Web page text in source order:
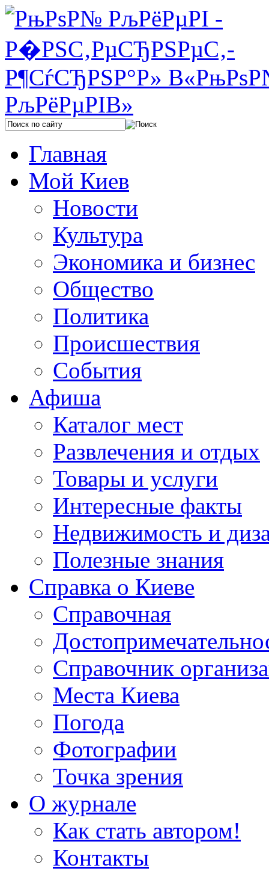
Главная
Мой Киев
Новости
Культура
Экономика и бизнес
Общество
Политика
Происшествия
События
Афиша
Каталог мест
Развлечения и отдых
Товары и услуги
Интересные факты
Недвижимость и
Полезные знания
Справка о Киеве
Справочная
Справочник
Места Киева
Погода
Фотографии
Точка зрения
О журнале
Как стать автором!
Контакты